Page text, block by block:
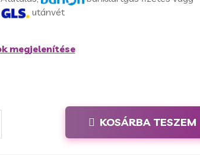
utánvét
megjelenítése
KOSÁRBA TESZEM